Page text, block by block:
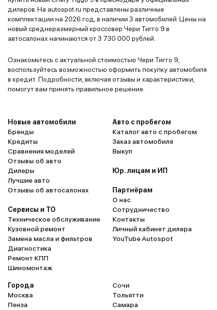
особенно
сделали
пробках
14 литров.
дилеров. На autospot.ru представлены различные
комплектации на 2026 год, в наличии 3 автомобилей. Цены на
новый среднеразмерный кроссовер Чери Тигго 9 в
автосалонах начинаются от 3 730 000 рублей.
Ознакомьтесь с актуальной стоимостью Чери Тигго 9,
воспользуйтесь возможностью оформить покупку автомобиля
в кредит. Подробности, включая отзывы и характеристики,
помогут вам принять правильное решение.
Новые автомобили
Бренды
Кредиты
Сравнения моделей
Отзывы об авто
Дилеры
Лучшие авто
Отзывы об автосалонах
Сервисы и ТО
Техническое обслуживание
Кузовной ремонт
Замена масла и фильтров
Диагностика
Ремонт КПП
Шиномонтаж
Авто с пробегом
Каталог авто с пробегом
Заказ автомобиля
Выкуп
Юр. лицам и ИП
Партнёрам
О нас
Сотрудничество
Контакты
Личный кабинет дилера
YouTube Autospot
Города
Москва
Пенза
Сочи
Тольятти
Самара